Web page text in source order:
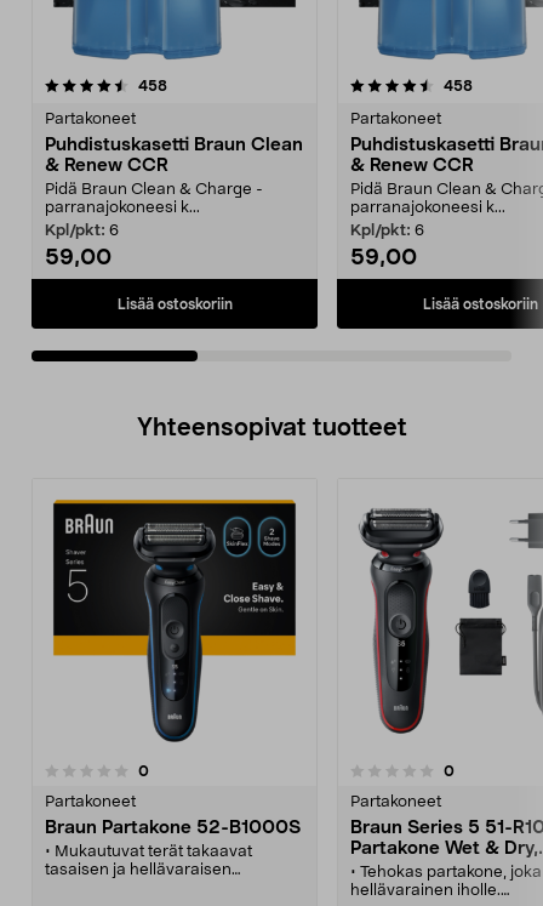
458arvostelut
Partakoneet
Puhdistuskasetti Braun Clean
& Renew CCR
Pidä Braun Clean & Charge -
parranajokoneesi k...
Kpl/pkt: 6
59,00
Lisää ostoskoriin
4.5viidestä
458arvostelut
Partakoneet
Puhdistuskasetti
& Renew CCR
Pidä Braun Clean &
parranajokoneesi k...
Kpl/pkt: 6
59,00
Lisää ostoskoriin
4.5viidestä
Yhteensopivat tuotteet
0arvostelut
Partakoneet
Braun Partakone 52-B1000S
• Mukautuvat terät takaavat
tasaisen ja hellävaraisen
0.0 viidestä
0arvostelut
Partakoneet
Braun Series 5 51-
Partakone Wet & Dry,
punainen
• Tehokas partakone,
hellävarainen iholle.
0.0 viidestä